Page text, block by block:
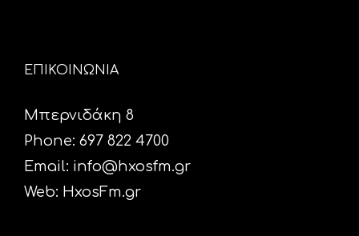
ΕΠΙΚΟΙΝΩΝΙΑ
Μπερνιδάκη 8
Phone: 697 822 4700
Email: info@hxosfm.gr
Web: HxosFm.gr